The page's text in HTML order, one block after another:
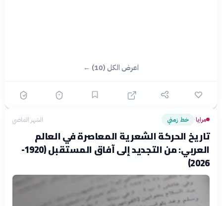
اعرض الكل (10) ←
مرايا› خط زمني الشهر الماضي
تاريخ الحركة الشعرية المعاصرة في العالم
العربي: من التجديد إلى آفاق المستقبل (1920-
2026)